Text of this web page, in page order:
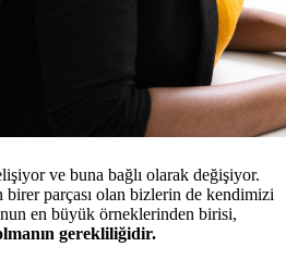
ve buna bağlı olarak değişiyor.
parçası olan bizlerin de kendimizi
en büyük örneklerinden birisi,
gerekliliğidir.